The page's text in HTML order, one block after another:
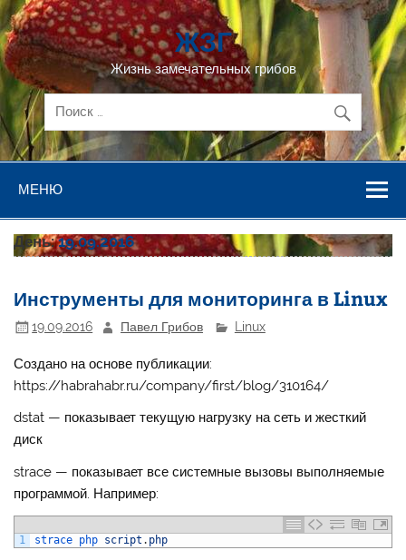
Перейти
к
содержимому
ЖЗГ
Жизнь замечательных грибов
МЕНЮ
День:19.09.2016
Инструменты для мониторинга в Linux
19.09.2016 Павел Грибов Linux
Создано на основе публикации:
https://habrahabr.ru/company/first/blog/310164/
dstat — показывает текущую нагрузку на сеть и жесткий
диск
strace — показывает все системные вызовы выполняемые
программой. Например:
1 strace php script . php